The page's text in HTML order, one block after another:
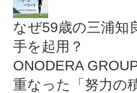
なぜ59歳の三浦知
手を起用？
ONODERA
重なった「努力の